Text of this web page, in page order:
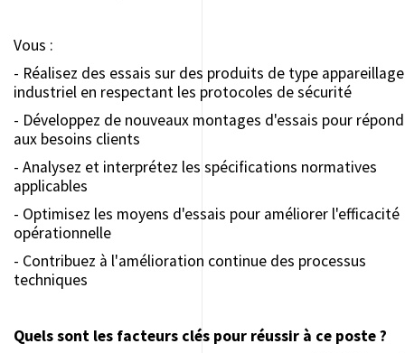
Vous :
- Réalisez des essais sur des produits de type appareillage
industriel en respectant les protocoles de sécurité
- Développez de nouveaux montages d'essais pour
aux besoins clients
- Analysez et interprétez les spécifications normatives
applicables
- Optimisez les moyens d'essais pour améliorer l'efficacité
opérationnelle
- Contribuez à l'amélioration continue des processus
techniques
Quels sont les facteurs clés pour réussir à ce poste ?